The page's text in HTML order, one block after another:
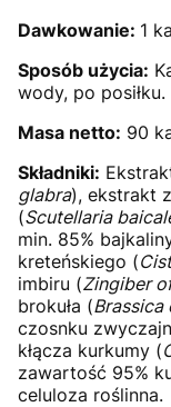
Dawkowanie: 1
Sposób użycia:
wody, po posiłku.
Masa netto: 90
Składniki:
glabra), ekstrakt
(Scutellaria
min. 85%
kreteńskiego (
imbiru (Zingiber
brokuła (Brassica
czosnku
kłącza kurkumy (
zawartość 95%
celuloza roślinna.